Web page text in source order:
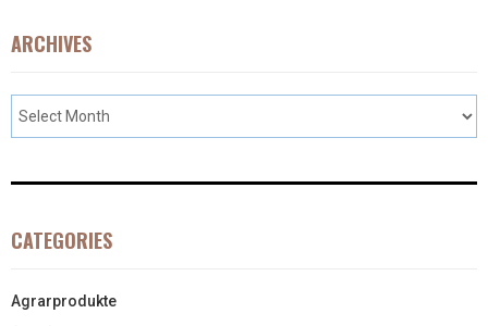
ARCHIVES
CATEGORIES
Agrarprodukte